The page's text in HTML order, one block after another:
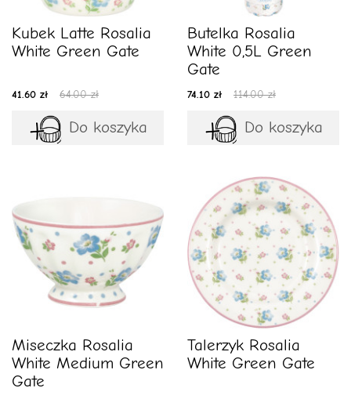
Kubek Latte Rosalia
White Green Gate
41.60 zł 64.00 zł
Do koszyka
Butelka Rosalia
White 0,5L Green
Gate
74.10 zł 114.00 zł
Do koszyka
Miseczka Rosalia
White Medium Green
Gate
Talerzyk Rosalia
White Green Gate